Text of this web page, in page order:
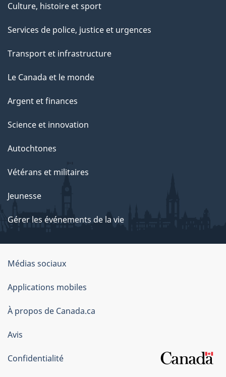
Culture, histoire et sport
Services de police, justice et urgences
Transport et infrastructure
Le Canada et le monde
Argent et finances
Science et innovation
Autochtones
Vétérans et militaires
Jeunesse
Gérer les événements de la vie
Organisation
du
gouvernement
du
Canada
Médias sociaux
Applications mobiles
À propos de Canada.ca
Avis
Confidentialité